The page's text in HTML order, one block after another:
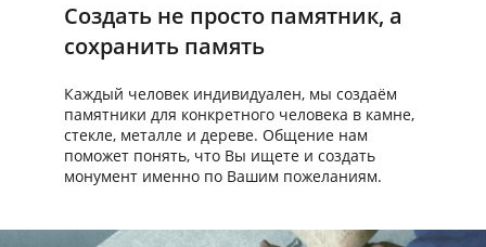
Создать не просто памятник, а
сохранить память
Каждый человек индивидуален, мы создаём
памятники для конкретного человека в камне,
стекле, металле и дереве. Общение нам
поможет понять, что Вы ищете и создать
монумент именно по Вашим пожеланиям.